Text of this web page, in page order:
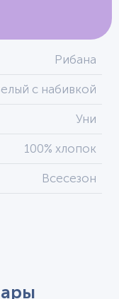
Рибана
с набивкой
Уни
100% хлопок
Всесезон